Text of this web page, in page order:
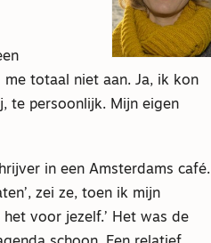
totaal niet aan. Ja, ik kon
te persoonlijk. Mijn eigen
in een Amsterdams café.
zei ze, toen ik mijn
voor jezelf.’ Het was de